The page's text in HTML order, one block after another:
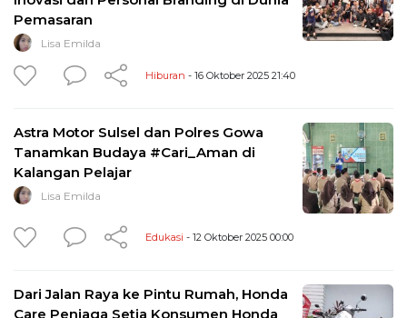
Pemasaran
Lisa Emilda
Hiburan - 16 Oktober 2025 21:40
Astra Motor Sulsel dan Polres Gowa
Tanamkan Budaya #Cari_Aman di
Kalangan Pelajar
Lisa Emilda
Edukasi - 12 Oktober 2025 00:00
Dari Jalan Raya ke Pintu Rumah, Honda
Care Penjaga Setia Konsumen Honda